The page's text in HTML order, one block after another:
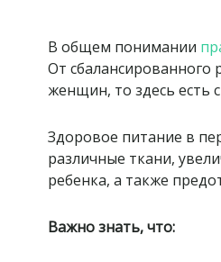
В общем понимании
От сбалансированного
женщин, то здесь есть
Здоровое питание в
различные ткани,
ребенка, а также
Важно знать, что: